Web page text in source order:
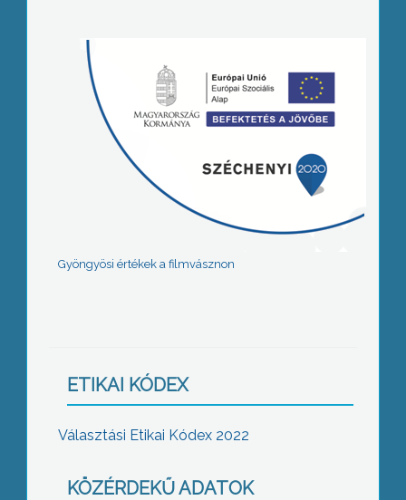
Gyöngyösi értékek a filmvásznon
ETIKAI KÓDEX
Választási Etikai Kódex 2022
KÖZÉRDEKŰ ADATOK